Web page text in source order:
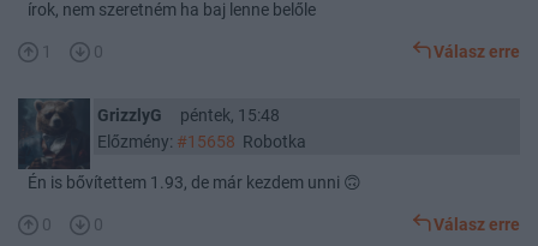
írok, nem szeretném ha baj lenne belőle
1 0 Válasz erre
GrizzlyG
péntek, 15:48
Előzmény: #15658 Robotka
Én is bővítettem 1.93, de már kezdem unni 🙃
0 0 Válasz erre